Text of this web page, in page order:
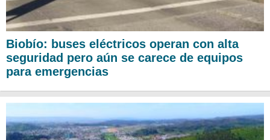
Biobío: buses eléctricos operan con alta
seguridad pero aún se carece de equipos
para emergencias